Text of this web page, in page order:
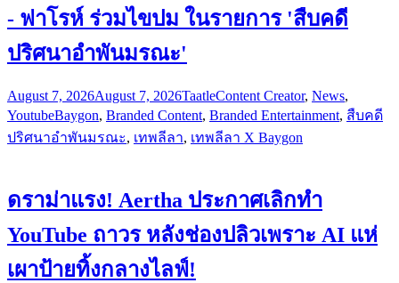
- ฟาโรห์ ร่วมไขปม ในรายการ 'สืบคดี
ปริศนาอำพันมรณะ'
August 7, 2026August 7, 2026TaatleContent Creator, News,
YoutubeBaygon, Branded Content, Branded Entertainment, สืบคดี
ปริศนาอำพันมรณะ, เทพลีลา, เทพลีลา X Baygon
ดราม่าแรง! Aertha ประกาศเลิกทำ
YouTube ถาวร หลังช่องปลิวเพราะ AI แห่
เผาป้ายทิ้งกลางไลฟ์!